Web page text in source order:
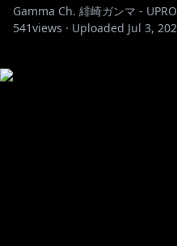
Gamma Ch. 緋崎ガンマ -
541views · Uploaded Jul 3,